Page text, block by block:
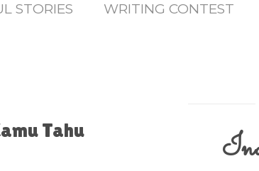
STORIES WRITING CONTEST
Tahu